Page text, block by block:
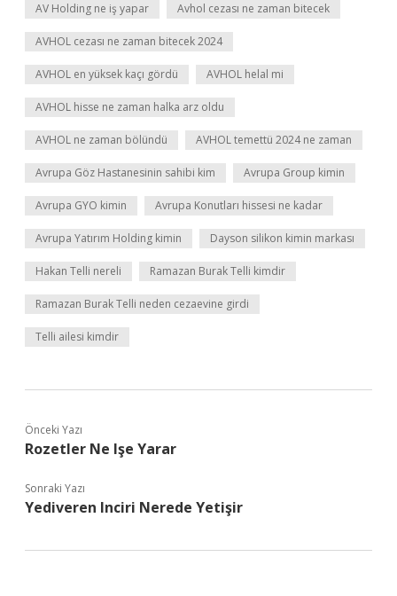
AV Holding ne iş yapar Avhol cezası ne zaman bitecek
AVHOL cezası ne zaman bitecek 2024
AVHOL en yüksek kaçı gördü AVHOL helal mi
AVHOL hisse ne zaman halka arz oldu
AVHOL ne zaman bölündü AVHOL temettü 2024 ne zaman
Avrupa Göz Hastanesinin sahibi kim Avrupa Group kimin
Avrupa GYO kimin Avrupa Konutları hissesi ne kadar
Avrupa Yatırım Holding kimin Dayson silikon kimin markası
Hakan Telli nereli Ramazan Burak Telli kimdir
Ramazan Burak Telli neden cezaevine girdi
Telli ailesi kimdir
Önceki Yazı
Rozetler Ne Işe Yarar
Sonraki Yazı
Yediveren Inciri Nerede Yetişir